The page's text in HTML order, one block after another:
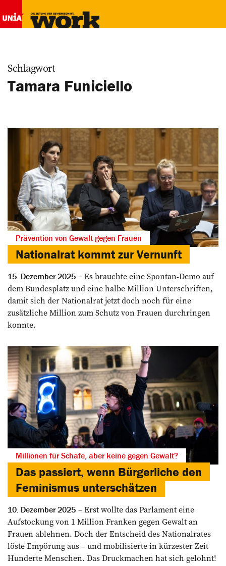
Schlagwort
Tamara Funiciello
Prävention von Gewalt gegen Frauen
Nationalrat kommt zur Vernunft
15. Dezember 2025
Es brauchte eine Spontan-Demo auf
dem Bundesplatz und eine halbe Million Unterschriften,
damit sich der Nationalrat jetzt doch noch für eine
zusätzliche Million zum Schutz von Frauen durchringen
konnte.
Millionen für Schafe, aber keine gegen Gewalt?
Das passiert, wenn Bürgerliche den
Feminismus unterschätzen
10. Dezember 2025
Erst wollte das Parlament eine
Aufstockung von 1 Million Franken gegen Gewalt an
Frauen ablehnen. Doch der Entscheid des Nationalrates
löste Empörung aus – und mobilisierte in kürzester Zeit
Hunderte Menschen. Das Druckmachen hat sich gelohnt!